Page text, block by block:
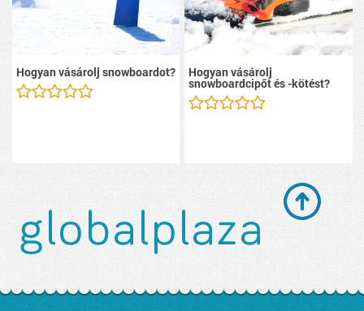
Hogyan vásárolj snowboardot? Hogyan vásárolj
snowboardcipőt és -kötést?